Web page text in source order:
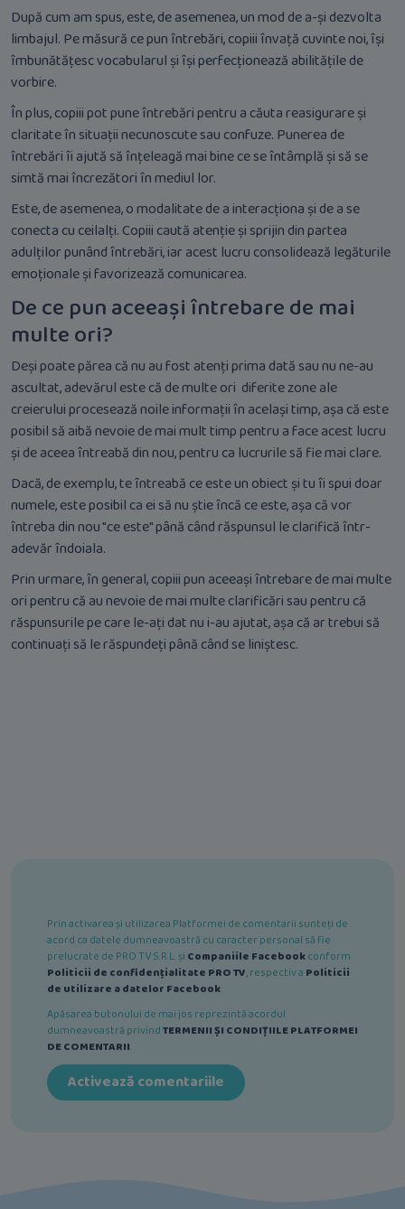
După cum am spus, este, de asemenea, un mod de a-și dezvolta
limbajul. Pe măsură ce pun întrebări, copiii învață cuvinte noi, își
îmbunătățesc vocabularul și își perfecționează abilitățile de
vorbire.
În plus, copiii pot pune întrebări pentru a căuta reasigurare și
claritate în situații necunoscute sau confuze. Punerea de
întrebări îi ajută să înțeleagă mai bine ce se întâmplă și să se
simtă mai încrezători în mediul lor.
Este, de asemenea, o modalitate de a interacționa și de a se
conecta cu ceilalți. Copiii caută atenție și sprijin din partea
adulților punând întrebări, iar acest lucru consolidează legăturile
emoționale și favorizează comunicarea.
De ce pun aceeași întrebare de mai
multe ori?
Deși poate părea că nu au fost atenți prima dată sau nu ne-au
ascultat, adevărul este că de multe ori diferite zone ale
creierului procesează noile informații în același timp, așa că este
posibil să aibă nevoie de mai mult timp pentru a face acest lucru
și de aceea întreabă din nou, pentru ca lucrurile să fie mai clare.
Dacă, de exemplu, te întreabă ce este un obiect și tu îi spui doar
numele, este posibil ca ei să nu știe încă ce este, așa că vor
întreba din nou "ce este" până când răspunsul le clarifică într-
adevăr îndoiala.
Prin urmare, în general, copiii pun aceeași întrebare de mai multe
ori pentru că au nevoie de mai multe clarificări sau pentru că
răspunsurile pe care le-ați dat nu i-au ajutat, așa că ar trebui să
continuați să le răspundeți până când se liniștesc.
Prin activarea și utilizarea Platformei de comentarii sunteți de
acord ca datele dumneavoastră cu caracter personal să fie
prelucrate de PRO TV S.R.L. și Companiile Facebookconform
Politicii de confidențialitate PRO TV, respectiv a Politicii
de utilizare a datelor Facebook.
Apăsarea butonului de mai jos reprezintă acordul
dumneavoastră privindTERMENII ȘI CONDIȚIILE PLATFORMEI
DE COMENTARII.
Activează comentariile